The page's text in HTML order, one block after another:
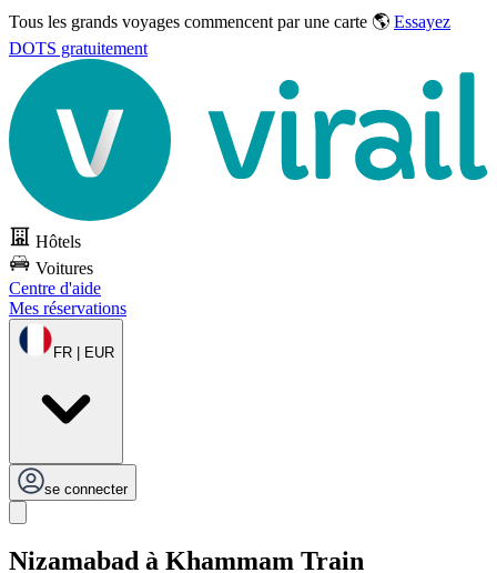
Tous les grands voyages commencent par une carte 🌎 Essayez
DOTS gratuitement
Hôtels
Voitures
Centre d'aide
Mes réservations
FR | EUR
se connecter
Nizamabad à Khammam Train